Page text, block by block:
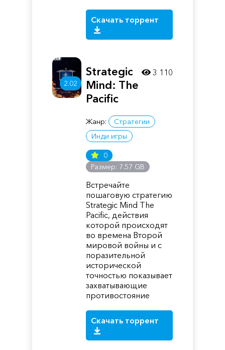
Скачать торрент
2.02
Strategic
Mind: The
Pacific
Жанр:
Стратегии
Инди игры
0
Размер: 7.57 GB
Встречайте
пошаговую стратегию
Strategic Mind The
Pacific, действия
которой происходят
во времена Второй
мировой войны и с
поразительной
исторической
точностью показывает
захватывающие
противостояние
Скачать торрент
3 110